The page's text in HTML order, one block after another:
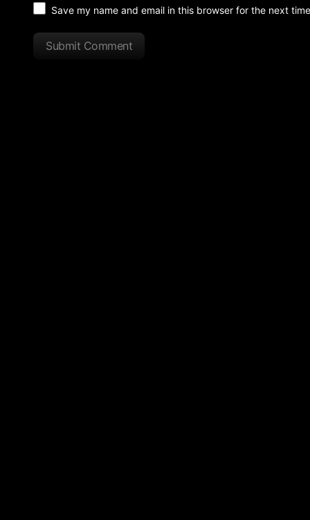
Save my name and email in this browser for the next
Submit Comment